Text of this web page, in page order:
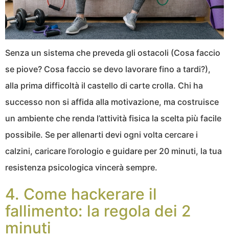
Senza un sistema che preveda gli ostacoli (Cosa faccio
se piove? Cosa faccio se devo lavorare fino a tardi?),
alla prima difficoltà il castello di carte crolla. Chi ha
successo non si affida alla motivazione, ma costruisce
un ambiente che renda l’attività fisica la scelta più facile
possibile. Se per allenarti devi ogni volta cercare i
calzini, caricare l’orologio e guidare per 20 minuti, la tua
resistenza psicologica vincerà sempre.
4. Come hackerare il
fallimento: la regola dei 2
minuti